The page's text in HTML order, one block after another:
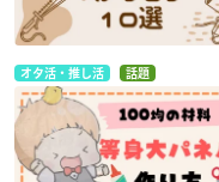
オタ活・推し活 話題